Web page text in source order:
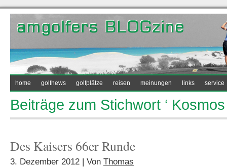
home golfnews golfplätze reisen meinungen links service
Beiträge zum Stichwort ‘ Kosmos
Des Kaisers 66er Runde
3. Dezember 2012 | Von Thomas